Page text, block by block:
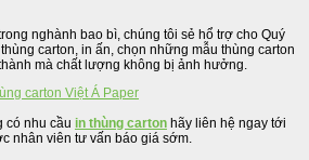
nghành bao bì, chúng tôi sẻ hổ trợ cho Quý
carton, in ấn, chọn những mẫu thùng carton
mà chất lượng không bị ảnh hưởng.
có nhu cầu in thùng carton hãy liên hệ ngay tới
nhân viên tư vấn báo giá sớm.